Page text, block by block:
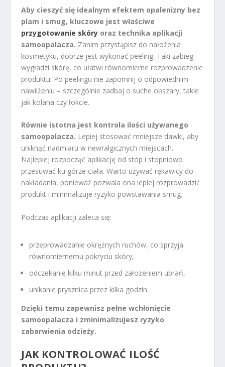
Aby cieszyć się idealnym efektem opalenizny bez
plam i smug, kluczowe jest właściwe
przygotowanie skóry oraz technika aplikacji
samoopalacza. Zanim przystąpisz do nałożenia
kosmetyku, dobrze jest wykonać peeling. Taki zabieg
wygładzi skórę, co ułatwi równomierne rozprowadzenie
produktu. Po peelingu nie zapomnij o odpowiednim
nawilżeniu – szczególnie zadbaj o suche obszary, takie
jak kolana czy łokcie.
Równie istotna jest kontrola ilości używanego
samoopalacza. Lepiej stosować mniejsze dawki, aby
uniknąć nadmiaru w newralgicznych miejscach.
Najlepiej rozpocząć aplikację od stóp i stopniowo
przesuwać ku górze ciała. Warto używać rękawicy do
nakładania, ponieważ pozwala ona lepiej rozprowadzić
produkt i minimalizuje ryzyko powstawania smug.
Podczas aplikacji zaleca się:
przeprowadzanie okrężnych ruchów, co sprzyja
równomiernemu pokryciu skóry,
odczekanie kilku minut przed założeniem ubrań,
unikanie prysznica przez kilka godzin.
Dzięki temu zapewnisz pełne wchłonięcie
samoopalacza i zminimalizujesz ryzyko
zabarwienia odzieży.
JAK KONTROLOWAĆ ILOŚĆ